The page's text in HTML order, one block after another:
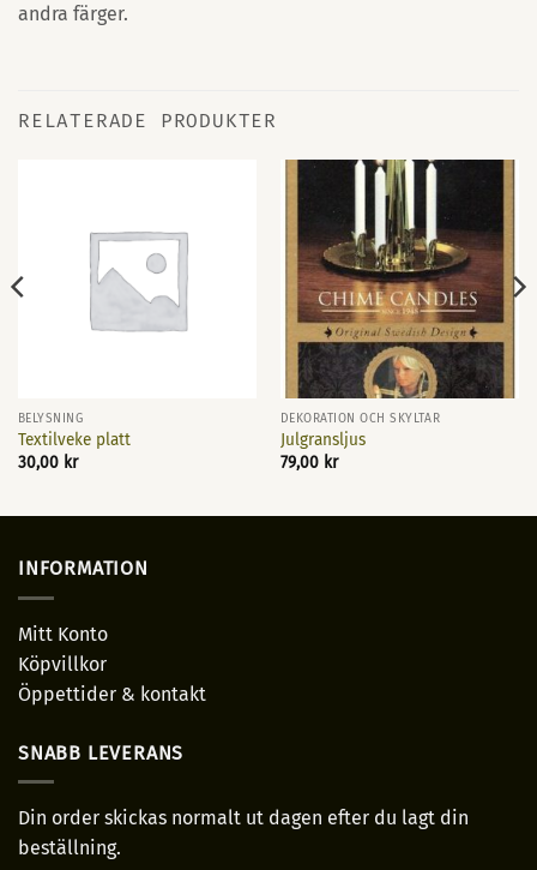
andra färger.
RELATERADE PRODUKTER
BELYSNING
Textilveke platt
30,00 kr
DEKORATION OCH SKYLTAR
Julgransljus
79,00 kr
INFORMATION
Mitt Konto
Köpvillkor
Öppettider & kontakt
SNABB LEVERANS
Din order skickas normalt ut dagen efter du lagt din
beställning.